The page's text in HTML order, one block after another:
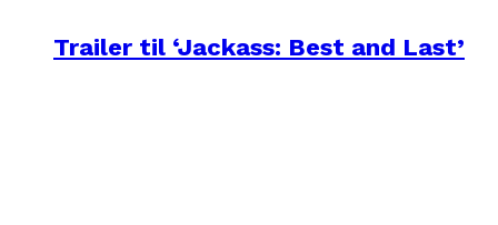
Trailer til ‘Jackass: Best and Last’